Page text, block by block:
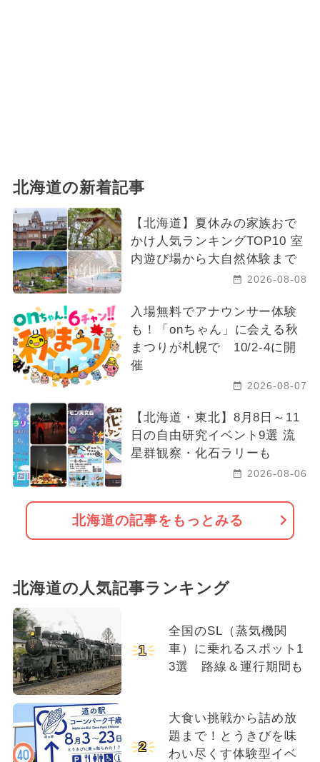
夏休み（日帰り）
2025年2月のイベント クリスマス
2024年10月のイベント
2023年12月のイベント
2025年6月のイベント
2026年10月のイベント
2026年6月のイベント
2024年3月のイベント
北海道の新着記事
【北海道】夏休みの家族おで
かけ人気ランキングTOP10 室
内遊び場から大自然体験まで
2026-08-08
入場無料でアナウンサー体験
も！「onちゃん」に会える秋
まつりが札幌で 10/2-4に開
催
2026-08-07
【北海道・東北】8月8日～11
日の自由研究イベント9選 流
星群観察・化石ラリーも
2026-08-06
北海道の記事をもっとみる
北海道の人気記事ランキング
1
全国のSL（蒸気機関
車）に乗れるスポット1
3選 路線＆運行期間も
2
大食い挑戦から詰め放
題まで！とうきびを味
わい尽くす体験型イベ